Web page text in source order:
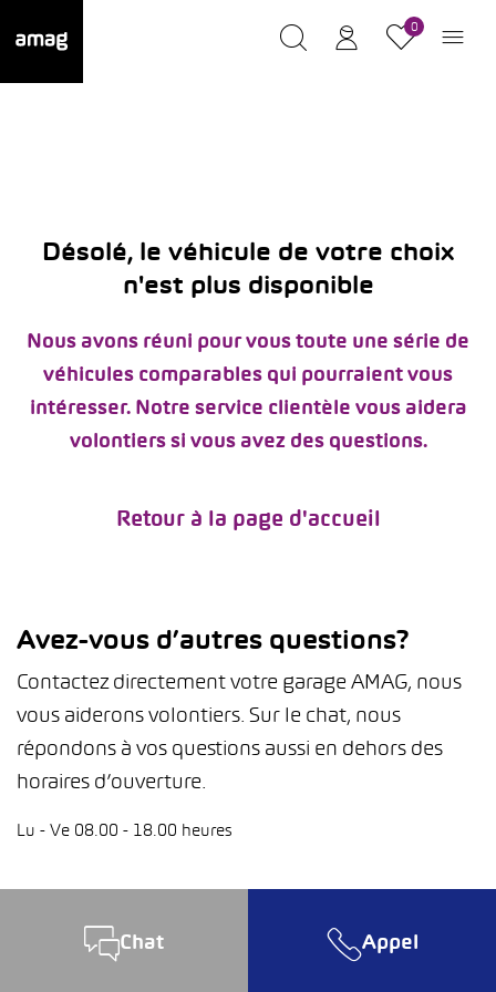
0
Désolé, le véhicule de votre choix
n'est plus disponible
Nous avons réuni pour vous toute une série de
véhicules comparables qui pourraient vous
intéresser. Notre service clientèle vous aidera
volontiers si vous avez des questions.
Retour à la page d'accueil
Avez-vous d’autres questions?
Contactez directement votre garage AMAG, nous
vous aiderons volontiers. Sur le chat, nous
répondons à vos questions aussi en dehors des
horaires d’ouverture.
Lu - Ve 08.00 - 18.00 heures
Chat Appel